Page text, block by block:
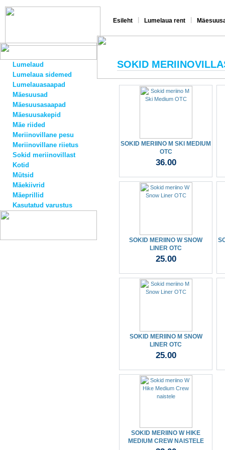
Esileht Lumelaua rent
Lumelaud
Lumelaua sidemed
Lumelauasaapad
Mäesuusad
Mäesuusasaapad
Mäesuusakepid
Mäe riided
Meriinovillane pesu
Meriinovillane riietus
Sokid meriinovillast
Kotid
Mütsid
Mäekiivrid
Mäeprillid
Kasutatud varustus
SOKID
SOKID MERIINO M SKI MEDIUM
OTC
36.00
SOKID MERIINO W SNOW
LINER OTC
25.00
SOKID MERIINO M SNOW
LINER OTC
25.00
SOKID MERIINO W HIKE
MEDIUM CREW NAISTELE